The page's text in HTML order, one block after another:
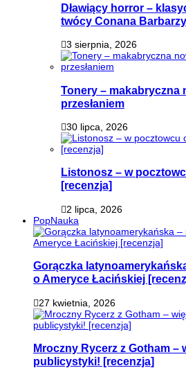
Dławiący horror –
twócy Conana
3 sierpnia, 2026
Tonery – makabryczna
przesłaniem
30 lipca, 2026
Listonosz – w
[recenzja]
2 lipca, 2026
PopNauka
Gorączka
o Ameryce Łacińskiej
27 kwietnia, 2026
Mroczny Rycerz z Gotham –
publicystyki! [recenzja]